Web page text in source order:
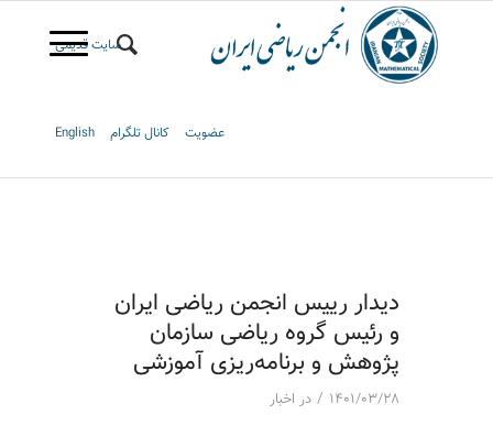
سایت قدیمی
عضویت کانال تلگرام English
دیدار رییس انجمن ریاضی ایران
و رئیس گروه ریاضی سازمان
پژوهش و برنامه‌ریزی آموزشی
۱۴۰۱/۰۳/۲۸ / در اخبار